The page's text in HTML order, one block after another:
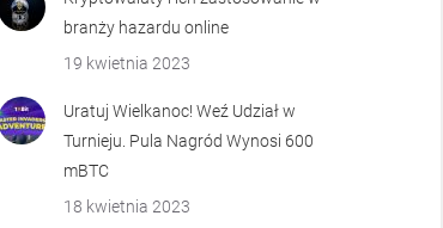
branży hazardu online
19 kwietnia 2023
Uratuj Wielkanoc! Weź Udział w
Turnieju. Pula Nagród Wynosi 600
mBTC
18 kwietnia 2023